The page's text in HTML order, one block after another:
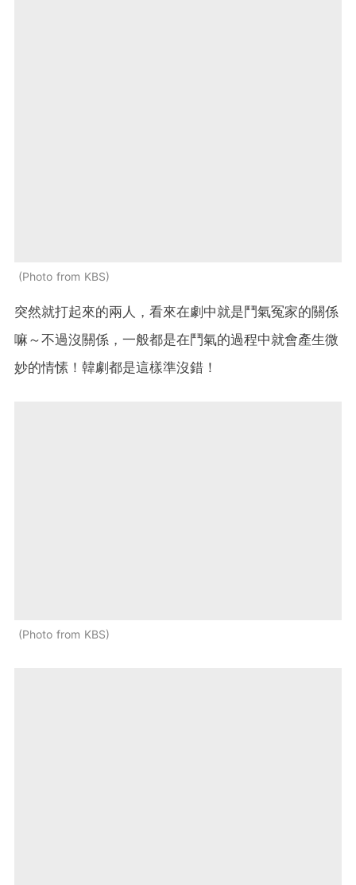
Photo from KBS
突然就打起來的兩人，看來在劇中就是鬥氣冤家的關係
嘛～不過沒關係，一般都是在鬥氣的過程中就會產生微
妙的情愫！韓劇都是這樣準沒錯！
Photo from KBS